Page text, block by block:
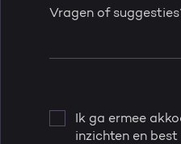
Vragen of
Ik ga ermee
inzichten en